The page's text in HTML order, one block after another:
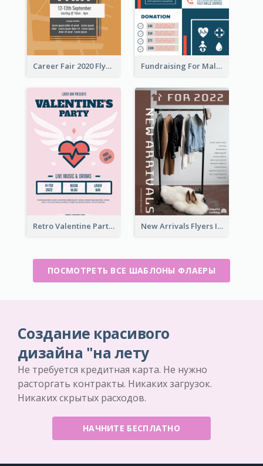
Career Fair 2020 Flyer Fundraising For Malaria Flyer Design
Retro Valentine Party Pink Flyers Design Templates New Arrivals Flyers In In Brown Colour Tone
ПОСМОТРЕТЬ ВСЕ ШАБЛОНЫ ФЛАЕРЫ
Создание красивого
дизайна "на лету
Не требуется кредитная карта. Не нужно
расторгать контракты. Никаких загрузок.
Никаких скрытых расходов.
НАЧНИТЕ БЕСПЛАТНО